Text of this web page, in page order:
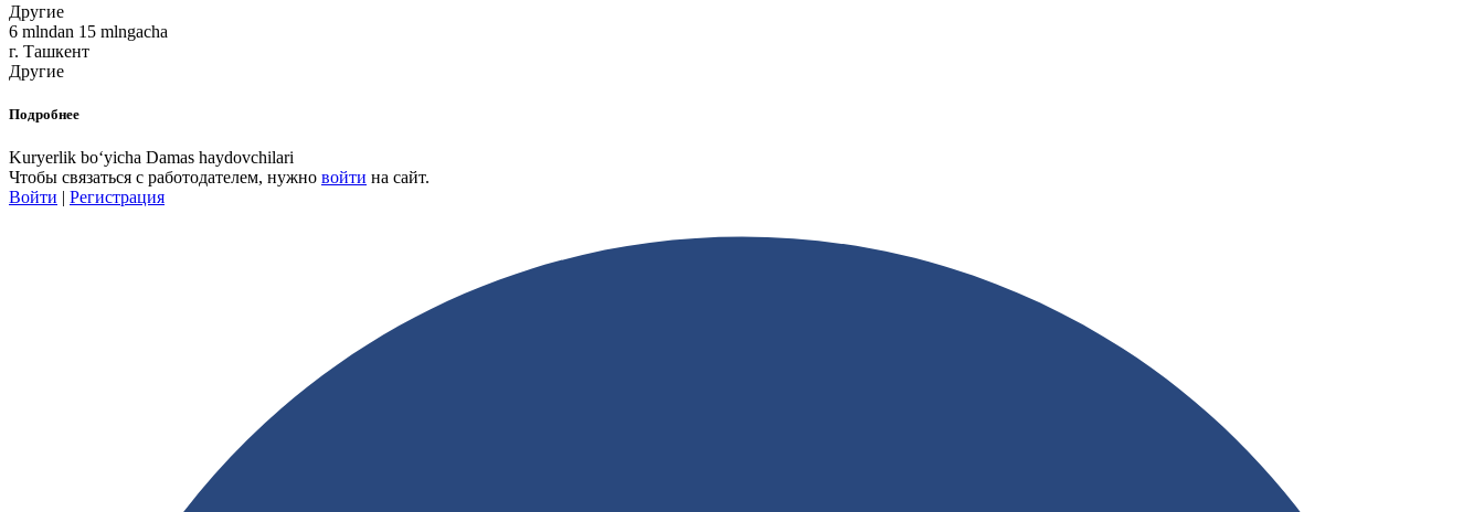
Другие
6 mlndan 15 mlngacha
г. Ташкент
Другие
Подробнее
Kuryerlik boʻyicha Damas haydovchilari
Чтобы связаться с работодателем, нужно войти на сайт.
Войти | Регистрация